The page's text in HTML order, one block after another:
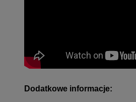
Dodatkowe informacje: